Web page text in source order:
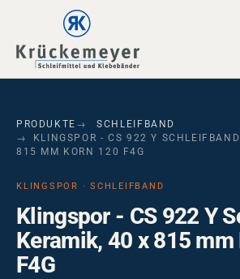
Skip to main navigation
Skip to main content
Skip to page footer
PRODUKTE
SCHLEIFBAND
KLINGSPOR - CS 922 Y
815 MM KORN 120 F4G
KLINGSPOR · SCHLEIFBAND
Klingspor - CS 922 Y
Keramik, 40 x 815 mm
F4G